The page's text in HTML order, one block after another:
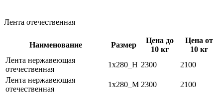
Лента отечественная
Наименование Размер
Цена до
10 кг
Цена от
10 кг
Лента нержавеющая
отечественная
1х280_Н 2300
2100
Лента нержавеющая
отечественная
1х280_М 2300 2100